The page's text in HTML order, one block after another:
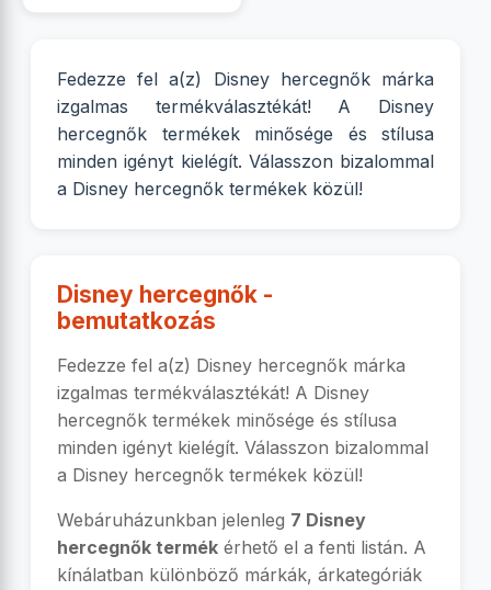
Fedezze fel a(z) Disney hercegnők márka
izgalmas termékválasztékát! A Disney
hercegnők termékek minősége és stílusa
minden igényt kielégít. Válasszon bizalommal
a Disney hercegnők termékek közül!
Disney hercegnők -
bemutatkozás
Fedezze fel a(z) Disney hercegnők márka
izgalmas termékválasztékát! A Disney
hercegnők termékek minősége és stílusa
minden igényt kielégít. Válasszon bizalommal
a Disney hercegnők termékek közül!
Webáruházunkban jelenleg 7 Disney
hercegnők termék érhető el a fenti listán. A
kínálatban különböző márkák, árkategóriák